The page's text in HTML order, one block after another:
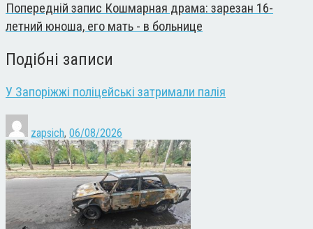
Попередній запис Кошмарная драма: зарезан 16-
летний юноша, его мать - в больнице
Подібні записи
У Запоріжжі поліцейські затримали палія
zapsich, 06/08/2026